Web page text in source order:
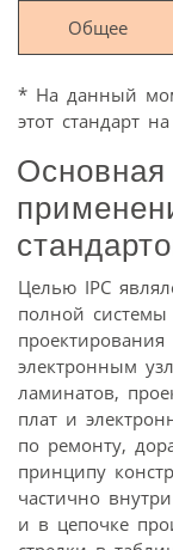
Общее
* На данный
этот стандарт
Целью IPC
полной
электронным
ламинатов,
плат и
по ремонту,
принципу
частично
и в цепочке